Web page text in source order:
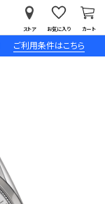
ご利用条件はこちら
ストア お気に入り カート